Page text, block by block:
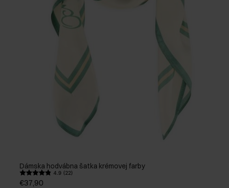
Dámska hodvábna šatka krémovej farby
4.9 (22)
€37,90